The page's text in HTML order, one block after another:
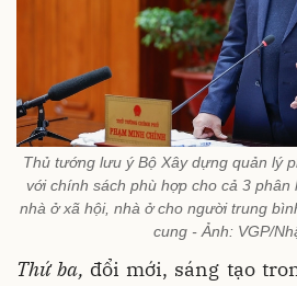
Thủ tướng lưu ý Bộ Xây dựng quản lý
với chính sách phù hợp cho cả 3 phân
nhà ở xã hội, nhà ở cho người trung
cung - Ảnh: VGP/
Thứ ba, đổi mới, sáng tạo